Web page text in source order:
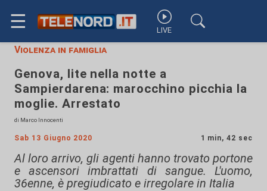
☰ LIVE
Violenza in famiglia
Genova, lite nella notte a
Sampierdarena: marocchino picchia la
moglie. Arrestato
di Marco Innocenti
Sab 13 Giugno 2020 1 min, 42 sec
Al loro arrivo, gli agenti hanno trovato portone
e ascensori imbrattati di sangue. L'uomo,
36enne, è pregiudicato e irregolare in Italia